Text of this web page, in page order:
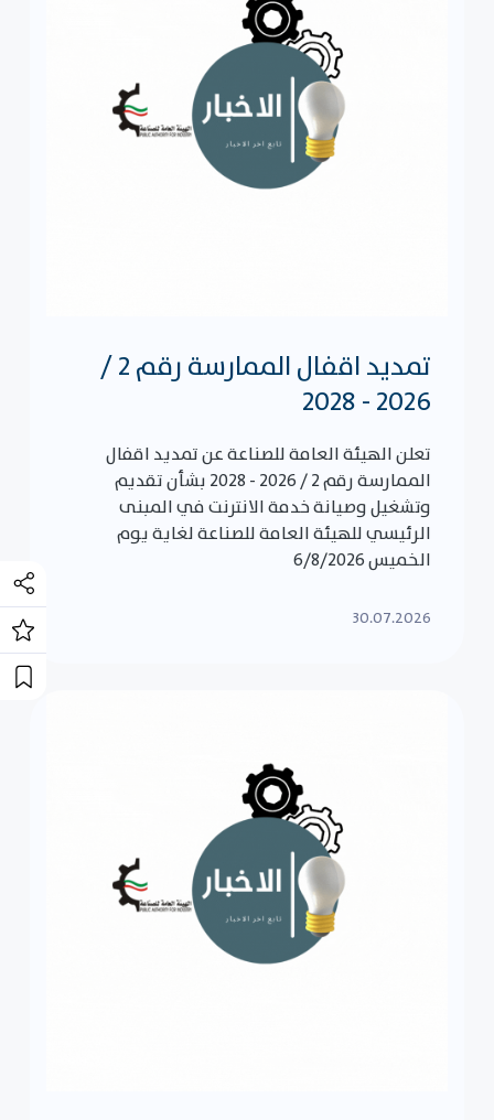
تمديد اقفال الممارسة رقم 2 /
2026 - 2028
تعلن الهيئة العامة للصناعة عن تمديد اقفال
الممارسة رقم 2 / 2026 - 2028 بشأن تقديم
وتشغيل وصيانة خدمة الانترنت في المبنى
الرئيسي للهيئة العامة للصناعة لغاية يوم
الخميس 6/8/2026
30.07.2026